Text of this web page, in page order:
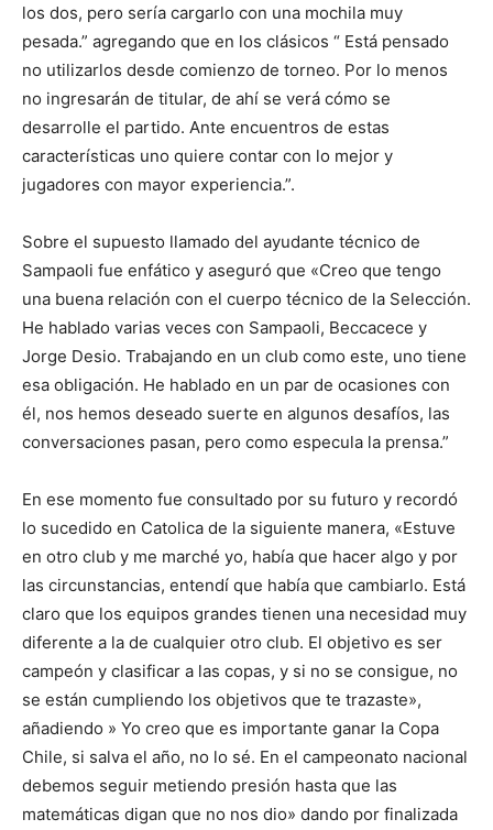
los dos, pero sería cargarlo con una mochila muy
pesada.” agregando que en los clásicos “ Está pensado
no utilizarlos desde comienzo de torneo. Por lo menos
no ingresarán de titular, de ahí se verá cómo se
desarrolle el partido. Ante encuentros de estas
características uno quiere contar con lo mejor y
jugadores con mayor experiencia.”.
Sobre el supuesto llamado del ayudante técnico de
Sampaoli fue enfático y aseguró que «Creo que tengo
una buena relación con el cuerpo técnico de la Selección.
He hablado varias veces con Sampaoli, Beccacece y
Jorge Desio. Trabajando en un club como este, uno tiene
esa obligación. He hablado en un par de ocasiones con
él, nos hemos deseado suerte en algunos desafíos, las
conversaciones pasan, pero como especula la prensa.”
En ese momento fue consultado por su futuro y recordó
lo sucedido en Catolica de la siguiente manera, «Estuve
en otro club y me marché yo, había que hacer algo y por
las circunstancias, entendí que había que cambiarlo. Está
claro que los equipos grandes tienen una necesidad muy
diferente a la de cualquier otro club. El objetivo es ser
campeón y clasificar a las copas, y si no se consigue, no
se están cumpliendo los objetivos que te trazaste»,
añadiendo » Yo creo que es importante ganar la Copa
Chile, si salva el año, no lo sé. En el campeonato nacional
debemos seguir metiendo presión hasta que las
matemáticas digan que no nos dio» dando por finalizada